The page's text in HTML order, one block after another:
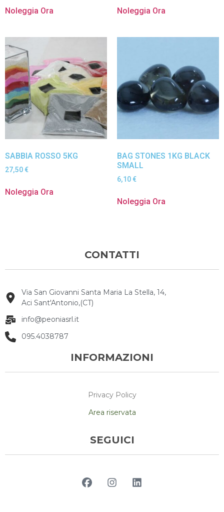
Noleggia Ora Noleggia Ora
SABBIA ROSSO 5KG
27,50 €
Noleggia Ora
BAG STONES 1KG BLACK
SMALL
6,10 €
Noleggia Ora
CONTATTI
Via San Giovanni Santa Maria La Stella, 14,
Aci Sant'Antonio,(CT)
info@peoniasrl.it
095.4038787
INFORMAZIONI
Privacy Policy
Area riservata
SEGUICI